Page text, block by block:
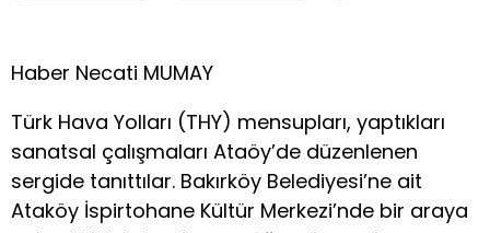
Haber Necati MUMAY
Türk Hava Yolları (THY) mensupları, yaptıkları
sanatsal çalışmaları Ataöy’de düzenlenen
sergide tanıttılar. Bakırköy Belediyesi’ne ait
Ataköy İspirtohane Kültür Merkezi’nde bir araya